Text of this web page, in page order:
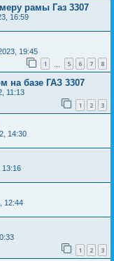
рамы Газ 3307
16:59
19:45
1 5 6 7 8
на базе ГАЗ 3307
11:13
1 2 3
14:30
13:16
12:44
1 2 3